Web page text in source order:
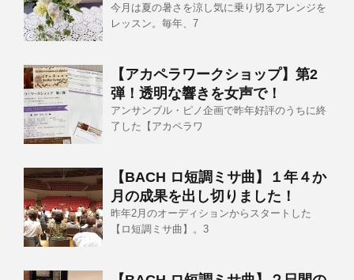
今月は夏の暑さを涼し気に乗り切るアレンジを
レッスン。毎年、7
【アカペラワークショップ】第2
弾！透明な響きを女声で！
アンサンブル・ピノ企画で昨年好評のうちに終
了した【アカペラワ
【BACH ロ短調ミサ曲】１年４か
月の成果を出し切りました！
昨年2月のオーディションからスタートした
【ロ短調ミサ曲】。3